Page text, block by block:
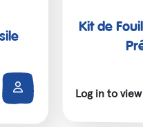
Kit de
Log in to